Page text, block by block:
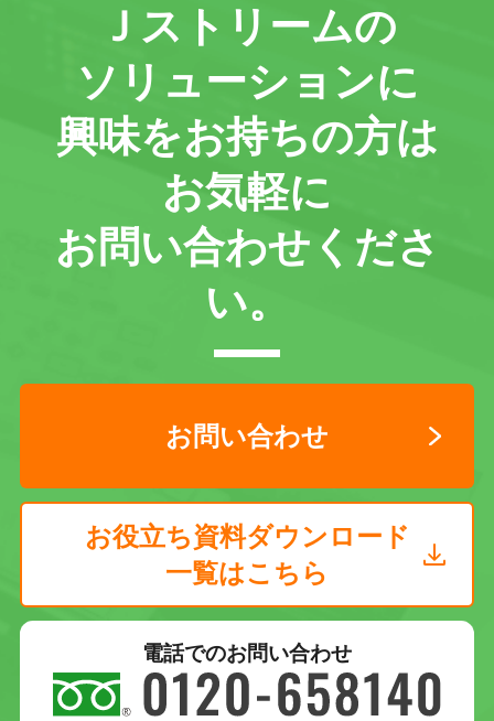
Ｊストリームの
ソリューションに
興味をお持ちの方は
お気軽に
お問い合わせくださ
い。
お問い合わせ
お役立ち資料ダウンロード
一覧はこちら
電話でのお問い合わせ